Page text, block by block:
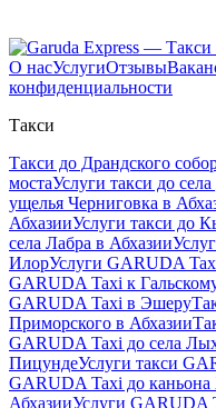
О насУслугиОтзывы
конфиденциальности
Такси
Такси до Драндского
мостаУслуги такси до
ущелья Черниговка в
АбхазииУслуги такси до
села Лабра в Абхазии
ИлорУслуги GARUDA
GARUDA Taxi к
GARUDA Taxi в Эшеру
Приморского в Абхазии
GARUDA Taxi до села
ПицундеУслуги такси
GARUDA Taxi до
АбхазииУслуги GARUDA